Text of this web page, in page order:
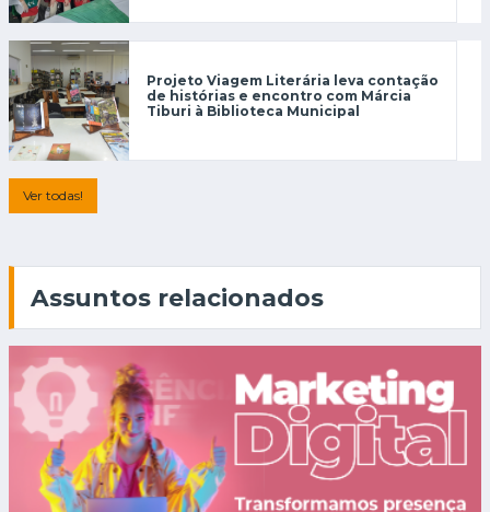
Projeto Viagem Literária leva contação
de histórias e encontro com Márcia
Tiburi à Biblioteca Municipal
Ver todas!
Assuntos relacionados